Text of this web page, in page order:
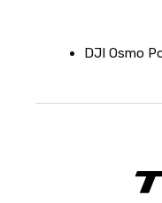
DJI Osmo